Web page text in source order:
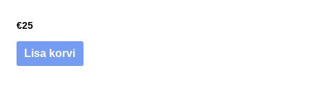
€25
Lisa korvi